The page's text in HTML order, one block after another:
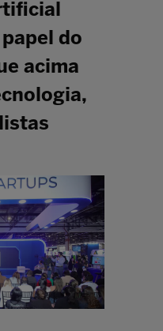
do
acima